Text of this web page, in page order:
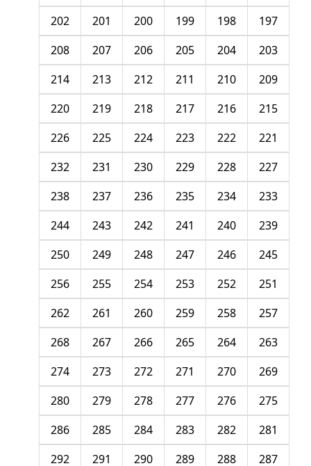
197
198
199
200
201
202
203
204
205
206
207
208
209
210
211
212
213
214
215
216
217
218
219
220
221
222
223
224
225
226
227
228
229
230
231
232
233
234
235
236
237
238
239
240
241
242
243
244
245
246
247
248
249
250
251
252
253
254
255
256
257
258
259
260
261
262
263
264
265
266
267
268
269
270
271
272
273
274
275
276
277
278
279
280
281
282
283
284
285
286
287
288
289
290
291
292